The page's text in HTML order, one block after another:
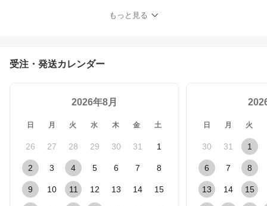
本優子 堀博 使用モデル
スノーボード SNOWBO
もっと見る
受注・発送カレンダー
2026年8月
日 月 火 水 木 金 土
26 27 28 29 30 31 1
2 3 4 5 6 7 8
9 10 11 12 13 14 15
日 月 火
30 31 1
6 7 8
13 14 15